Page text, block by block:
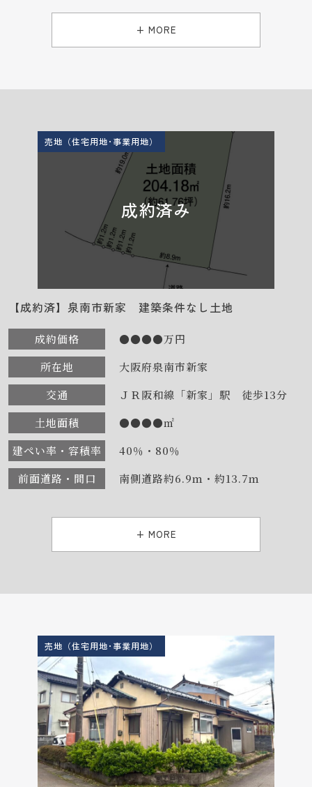
+ MORE
売地（住宅用地･事業用地）
成約済み
【成約済】泉南市新家 建築条件なし土地
成約価格
●●●●万円
所在地
大阪府泉南市新家
交通
ＪＲ阪和線「新家」駅 徒歩13分
土地面積
●●●●㎡
建ぺい率・容積率
40％・80％
前面道路・間口
南側道路約6.9ｍ・約13.7ｍ
+ MORE
売地（住宅用地･事業用地）